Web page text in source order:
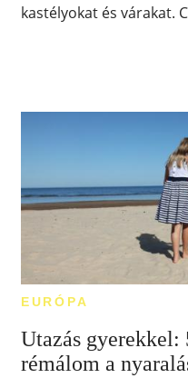
kastélyokat és várakat.
EURÓPA
Utazás gyerekkel:
rémálom a